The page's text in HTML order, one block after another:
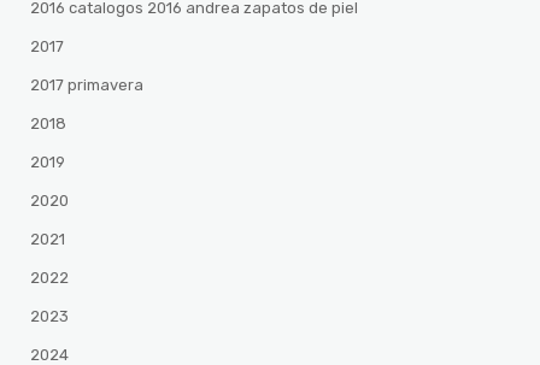
2016 catalogos 2016 andrea zapatos de piel
2017
2017 primavera
2018
2019
2020
2021
2022
2023
2024